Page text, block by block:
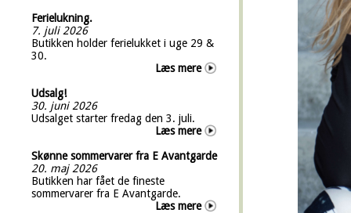
Ferielukning.
7. juli 2026
Butikken holder ferielukket i uge 29 &
30.
Læs mere
Udsalg!
30. juni 2026
Udsalget starter fredag den 3. juli.
Læs mere
Skønne sommervarer fra E Avantgarde
20. maj 2026
Butikken har fået de fineste
sommervarer fra E Avantgarde.
Læs mere